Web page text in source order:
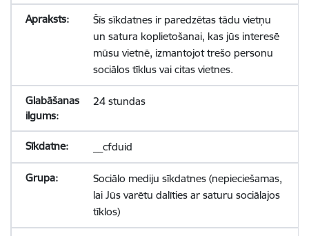
Šīs sīkdatnes ir paredzētas tādu vietņu
un satura koplietošanai, kas jūs interesē
mūsu vietnē, izmantojot trešo personu
sociālos tīklus vai citas vietnes.
24 stundas
__cfduid
Sociālo mediju sīkdatnes (nepieciešamas,
lai Jūs varētu dalīties ar saturu sociālajos
tīklos)